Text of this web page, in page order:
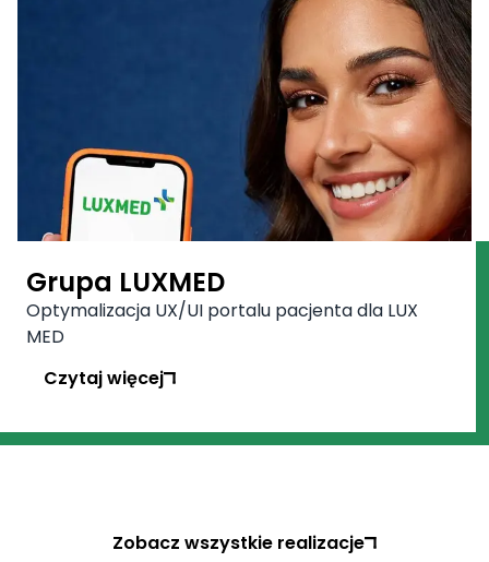
Grupa LUXMED
Optymalizacja UX/UI portalu pacjenta dla LUX
MED
Czytaj więcej
Zobacz wszystkie realizacje